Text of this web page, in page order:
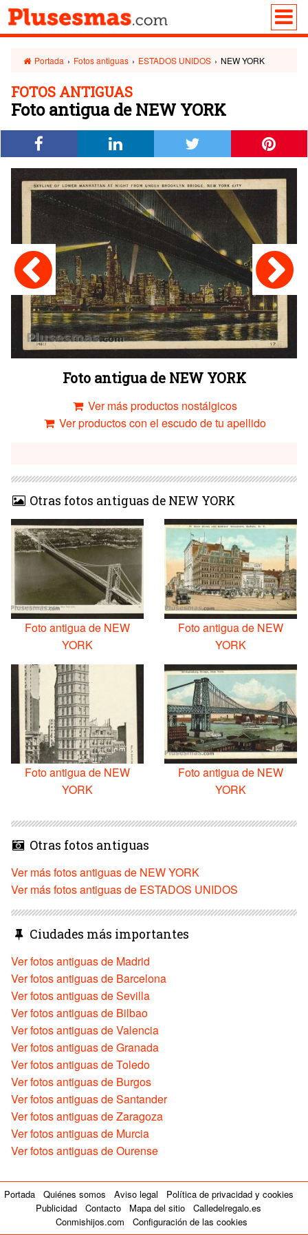
Portada › Fotos antiguas › ESTADOS UNIDOS › NEW YORK
FOTOS ANTIGUAS
Foto antigua de NEW YORK
Foto antigua de NEW YORK
Ver más productos nostálgicos
Ver productos con el escudo de tu apellido
Otras fotos antiguas de NEW YORK
Foto antigua de NEW
YORK
Foto antigua de NEW
YORK
Foto antigua de NEW
YORK
Foto antigua de NEW
YORK
Otras fotos antiguas
Ver más fotos antiguas de NEW YORK
Ver más fotos antiguas de ESTADOS UNIDOS
Ciudades más importantes
Ver fotos antiguas de Madrid
Ver fotos antiguas de Barcelona
Ver fotos antiguas de Sevilla
Ver fotos antiguas de Bilbao
Ver fotos antiguas de Valencia
Ver fotos antiguas de Granada
Ver fotos antiguas de Toledo
Ver fotos antiguas de Burgos
Ver fotos antiguas de Santander
Ver fotos antiguas de Zaragoza
Ver fotos antiguas de Murcia
Ver fotos antiguas de Ourense
Portada Quiénes somos Aviso legal
Política de privacidad y cookies
Publicidad
Contacto Mapa del sitio
Calledelregalo.es
Conmishijos.com
Configuración de las cookies